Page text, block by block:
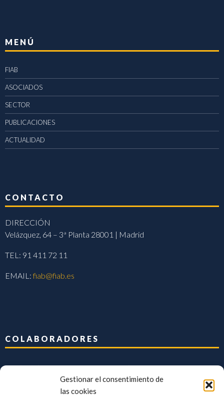
Gestionar el consentimiento de
las cookies
MENÚ
FIAB
ASOCIADOS
SECTOR
PUBLICACIONES
ACTUALIDAD
CONTACTO
DIRECCIÓN
Velázquez, 64 – 3ª Planta 28001 | Madrid
TEL: 91 411 72 11
EMAIL:fiab@fiab.es
COLABORADORES